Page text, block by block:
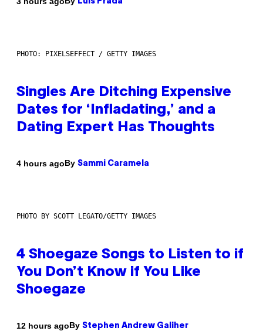
Luis Prada
PHOTO: PIXELSEFFECT / GETTY IMAGES
Singles Are Ditching Expensive
Dates for ‘Infladating,’ and a
Dating Expert Has Thoughts
4 hours agoBy Sammi Caramela
PHOTO BY SCOTT LEGATO/GETTY IMAGES
4 Shoegaze Songs to Listen to if
You Don’t Know if You Like
Shoegaze
12 hours agoBy Stephen Andrew Galiher